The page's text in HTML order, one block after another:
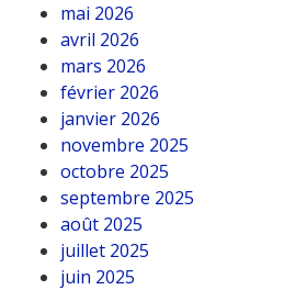
mai 2026
avril 2026
mars 2026
février 2026
janvier 2026
novembre 2025
octobre 2025
septembre 2025
août 2025
juillet 2025
juin 2025